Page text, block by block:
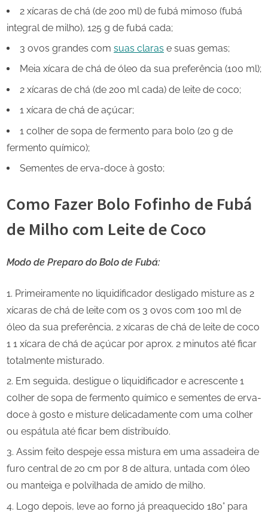
2 xícaras de chá (de 200 ml) de fubá mimoso (fubá
integral de milho), 125 g de fubá cada;
3 ovos grandes com suas claras e suas gemas;
Meia xícara de chá de óleo da sua preferência (100 ml);
2 xícaras de chá (de 200 ml cada) de leite de coco;
1 xícara de chá de açúcar;
1 colher de sopa de fermento para bolo (20 g de
fermento químico);
Sementes de erva-doce à gosto;
Como Fazer Bolo Fofinho de Fubá
de Milho com Leite de Coco
Modo de Preparo do Bolo de Fubá:
Primeiramente no liquidificador desligado misture as 2
xícaras de chá de leite com os 3 ovos com 100 ml de
óleo da sua preferência, 2 xícaras de chá de leite de coco
1 1 xícara de chá de açúcar por aprox. 2 minutos até ficar
totalmente misturado.
Em seguida, desligue o liquidificador e acrescente 1
colher de sopa de fermento químico e sementes de erva-
doce à gosto e misture delicadamente com uma colher
ou espátula até ficar bem distribuído.
Assim feito despeje essa mistura em uma assadeira de
furo central de 20 cm por 8 de altura, untada com óleo
ou manteiga e polvilhada de amido de milho.
Logo depois, leve ao forno já preaquecido 180° para